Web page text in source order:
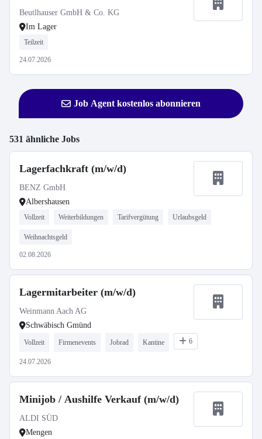
Beutlhauser GmbH & Co. KG
Im Lager
Teilzeit
24.07.2026
Job Agent kostenlos abonnieren
531 ähnliche Jobs
Lagerfachkraft (m/w/d)
BENZ GmbH
Albershausen
Vollzeit Weiterbildungen Tarifvergütung Urlaubsgeld
Weihnachtsgeld
02.08.2026
Lagermitarbeiter (m/w/d)
Weinmann Aach AG
Schwäbisch Gmünd
Vollzeit Firmenevents Jobrad Kantine 6
24.07.2026
Minijob / Aushilfe Verkauf (m/w/d)
ALDI SÜD
Mengen